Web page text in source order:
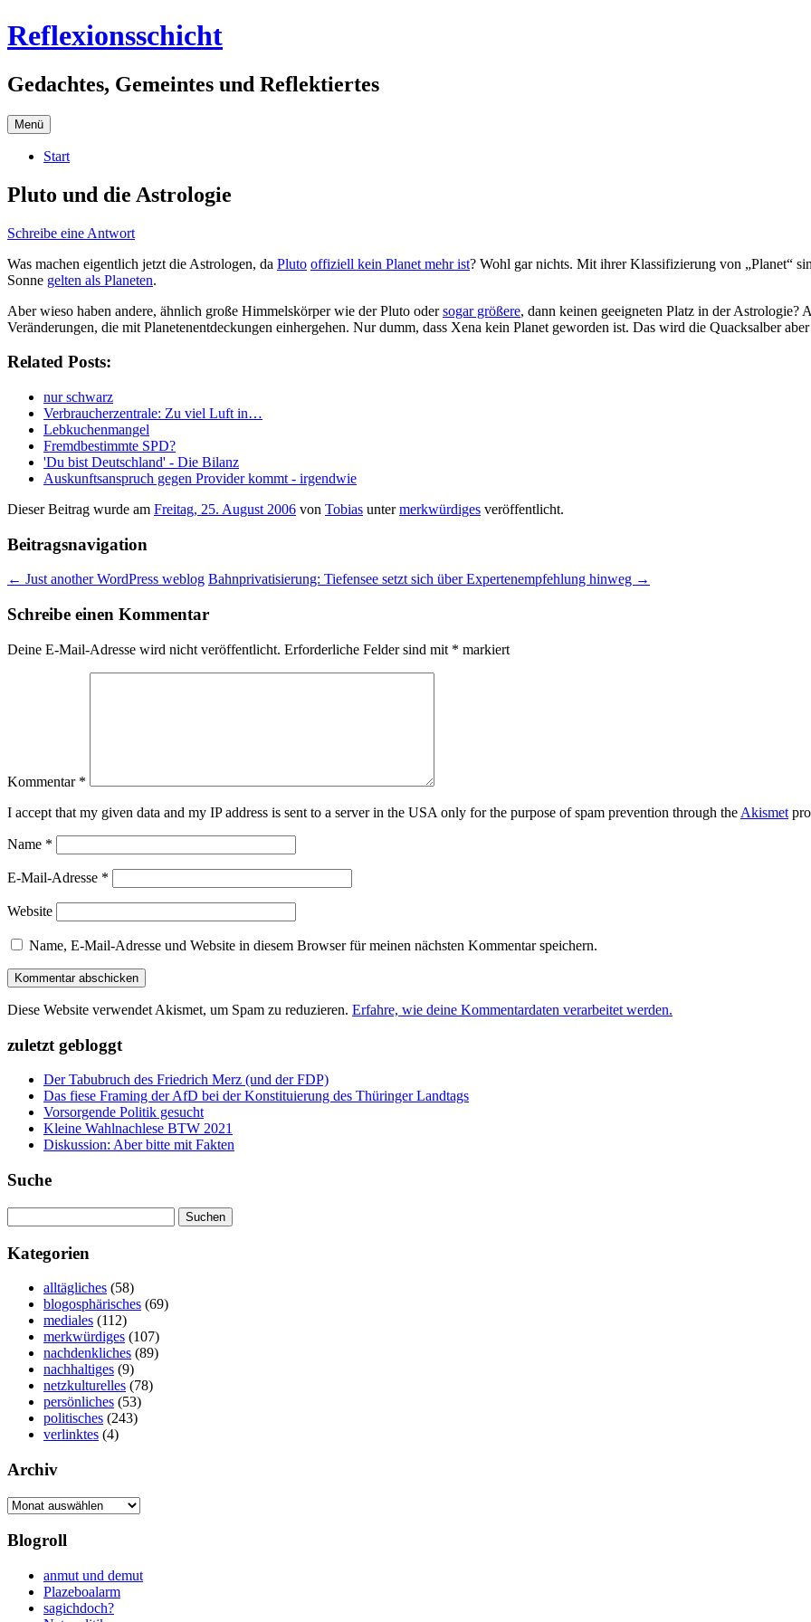
Zum
Inhalt
Reflexionsschicht
Gedachtes, Gemeintes und Reflektiertes
Menü
Start
Pluto und die Astrologie
Schreibe eine Antwort
Was machen eigentlich jetzt die Astrologen, da Pluto offiziell kein Planet mehr ist? Wohl gar nichts. Mit ihrer Klassifizierung von „Planet“
Sonne gelten als Planeten.
Aber wieso haben andere, ähnlich große Himmelskörper wie der Pluto odersogar größere, dann keinen geeigneten Platz in der Astrologie?
Veränderungen, die mit Planetenentdeckungen einhergehen. Nur dumm, dass Xena kein Planet geworden ist. Das wird die Quacksalber
Related Posts:
nur schwarz
Verbraucherzentrale: Zu viel Luft in…
Lebkuchenmangel
Fremdbestimmte SPD?
'Du bist Deutschland' - Die Bilanz
Auskunftsanspruch gegen Provider kommt - irgendwie
Dieser Beitrag wurde am Freitag, 25. August 2006 von Tobias untermerkwürdiges veröffentlicht.
Beitragsnavigation
← Just another WordPress weblog Bahnprivatisierung: Tiefensee setzt sich über Expertenempfehlung hinweg →
Schreibe einen Kommentar
Deine E-Mail-Adresse wird nicht veröffentlicht. Erforderliche Felder sind mit * markiert
Kommentar *
I accept that my given data and my IP address is sent to a server in the USA only for the purpose of spam prevention through the Akismet
Name *
E-Mail-Adresse *
Website
Name, E-Mail-Adresse und Website in diesem Browser für meinen nächsten Kommentar speichern.
Diese Website verwendet Akismet, um Spam zu reduzieren. Erfahre, wie deine Kommentardaten verarbeitet werden.
zuletzt gebloggt
Der Tabubruch des Friedrich Merz (und der FDP)
Das fiese Framing der AfD bei der Konstituierung des Thüringer Landtags
Vorsorgende Politik gesucht
Kleine Wahlnachlese BTW 2021
Diskussion: Aber bitte mit Fakten
Suche
nach:
Kategorien
alltägliches (58)
blogosphärisches (69)
mediales (112)
merkwürdiges (107)
nachdenkliches (89)
nachhaltiges (9)
netzkulturelles (78)
persönliches (53)
politisches (243)
verlinktes (4)
Archiv
Archiv
Blogroll
anmut und demut
Plazeboalarm
sagichdoch?